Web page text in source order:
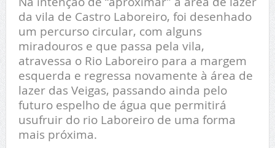
da vila de Castro Laboreiro, foi desenhado
um percurso circular, com alguns
miradouros e que passa pela vila,
atravessa o Rio Laboreiro para a margem
esquerda e regressa novamente à área de
lazer das Veigas, passando ainda pelo
futuro espelho de água que permitirá
usufruir do rio Laboreiro de uma forma
mais próxima.